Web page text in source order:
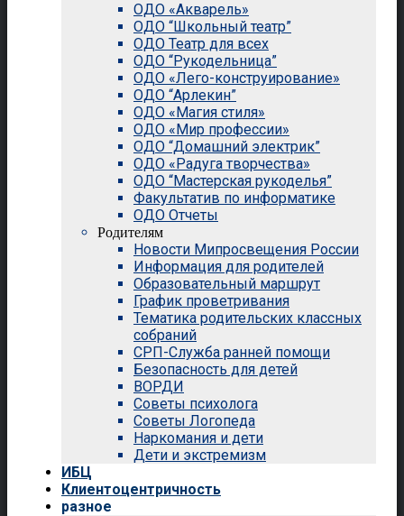
ОДО «Акварель»
ОДО “Школьный театр”
ОДО Театр для всех
ОДО “Рукодельница”
ОДО «Лего-конструирование»
ОДО “Арлекин”
ОДО «Магия стиля»
ОДО «Мир профессии»
ОДО “Домашний электрик”
ОДО «Радуга творчества»
ОДО “Мастерская рукоделья”
Факультатив по информатике
ОДО Отчеты
Родителям
Новости Мипросвещения России
Информация для родителей
Образовательный маршрут
График проветривания
Тематика родительских классных
собраний
СРП-Служба ранней помощи
Безопасность для детей
ВОРДИ
Советы психолога
Советы Логопеда
Наркомания и дети
Дети и экстремизм
ИБЦ
Клиентоцентричность
разное